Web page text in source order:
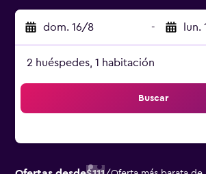
dom. 16/8 - lun.
2 huéspedes, 1 habitación
Buscar